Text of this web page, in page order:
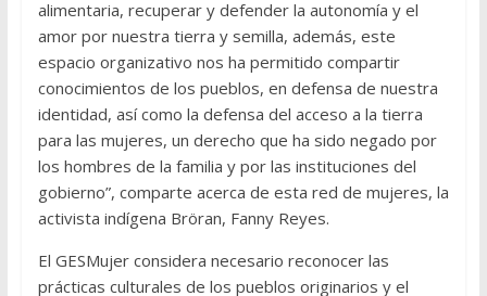
alimentaria, recuperar y defender la autonomía y el
amor por nuestra tierra y semilla, además, este
espacio organizativo nos ha permitido compartir
conocimientos de los pueblos, en defensa de nuestra
identidad, así como la defensa del acceso a la tierra
para las mujeres, un derecho que ha sido negado por
los hombres de la familia y por las instituciones del
gobierno”, comparte acerca de esta red de mujeres, la
activista indígena Bröran, Fanny Reyes.
El GESMujer considera necesario reconocer las
prácticas culturales de los pueblos originarios y el